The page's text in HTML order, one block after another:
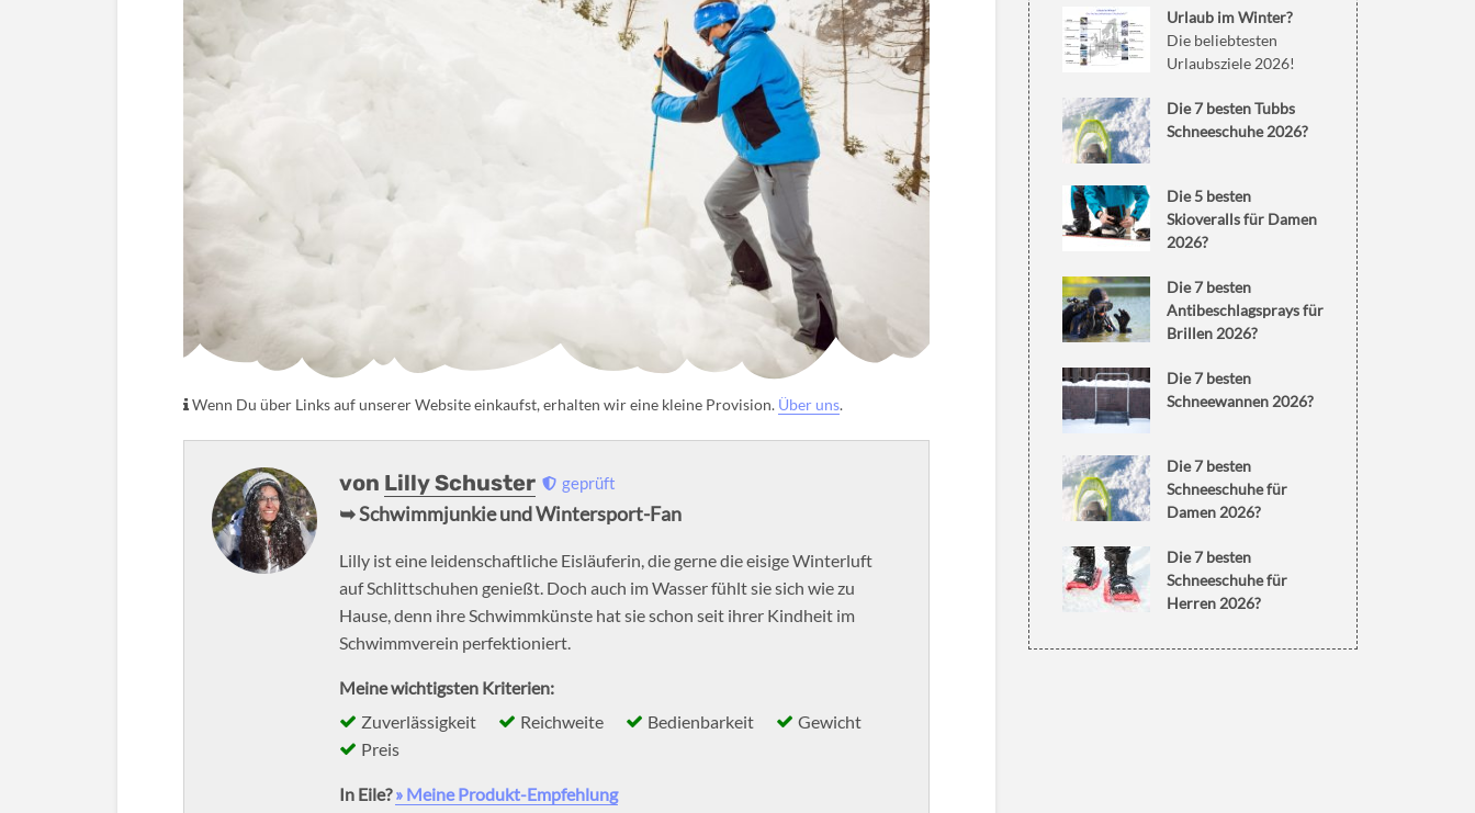
Wenn Du über Links auf unserer Website einkaufst, erhalten wir eine kleine Provision. Über uns.
von Lilly Schuster geprüft
➥ Schwimmjunkie und Wintersport-Fan
Lilly ist eine leidenschaftliche Eisläuferin, die gerne die eisige Winterluft
auf Schlittschuhen genießt. Doch auch im Wasser fühlt sie sich wie zu
Hause, denn ihre Schwimmkünste hat sie schon seit ihrer Kindheit im
Schwimmverein perfektioniert.
Meine wichtigsten Kriterien:
Zuverlässigkeit
Reichweite Bedienbarkeit
Gewicht
Preis
In Eile?» Meine Produkt-Empfehlung
Urlaub im Winter?
Die beliebtesten
Urlaubsziele 2026!
Die 7 besten Tubbs
Schneeschuhe 2026?
Die 5 besten
Skioveralls für Damen
2026?
Die 7 besten
Antibeschlagsprays für
Brillen 2026?
Die 7 besten
Schneewannen 2026?
Die 7 besten
Schneeschuhe für
Damen 2026?
Die 7 besten
Schneeschuhe für
Herren 2026?